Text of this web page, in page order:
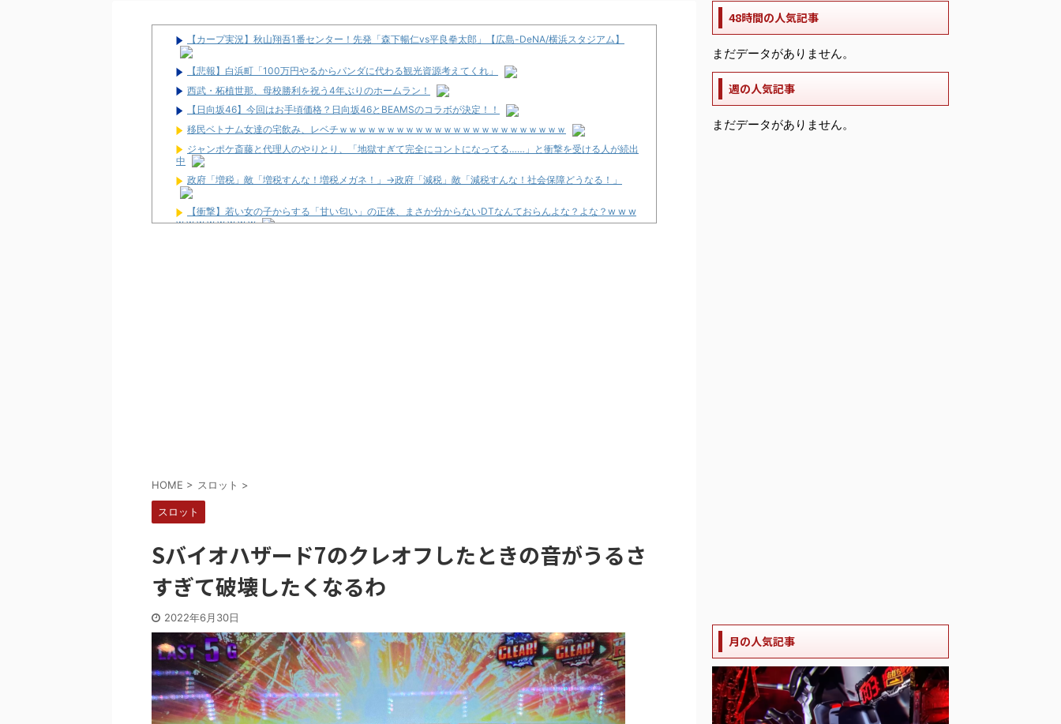
【カープ実況】秋山翔吾1番センター！先発「森下暢仁vs平良拳太郎」【広島-DeNA/横浜スタジアム】
【悲報】白浜町「100万円やるからパンダに代わる観光資源考えてくれ」
西武・柘植世那、母校勝利を祝う4年ぶりのホームラン！
【日向坂46】今回はお手頃価格？日向坂46とBEAMSのコラボが決定！！
移民ベトナム女達の宅飲み、レベチｗｗｗｗｗｗｗｗｗｗｗｗｗｗｗｗｗｗｗｗｗｗｗｗ
ジャンポケ斎藤と代理人のやりとり、「地獄すぎて完全にコントになってる……」と衝撃を受ける人が続出
中
政府「増税」敵「増税すんな！増税メガネ！」→政府「減税」敵「減税すんな！社会保障どうなる！」
【衝撃】若い女の子からする「甘い匂い」の正体、まさか分からないDTなんておらんよな？よな？w w w
w w w w w w w w
HOME > スロット >
スロット
Sバイオハザード7のクレオフしたときの音がうるさ
すぎて破壊したくなるわ
2022年6月30日
48時間の人気記事
まだデータがありません。
週の人気記事
まだデータがありません。
月の人気記事